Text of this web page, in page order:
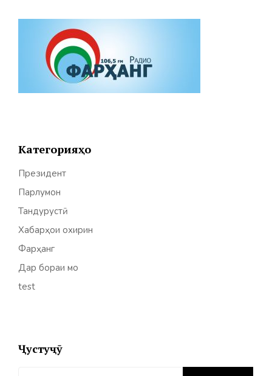
Категорияҳо
Президент
Парлумон
Тандурустӣ
Хабарҳои охирин
Фарҳанг
Дар бораи мо
test
Ҷустуҷӯ